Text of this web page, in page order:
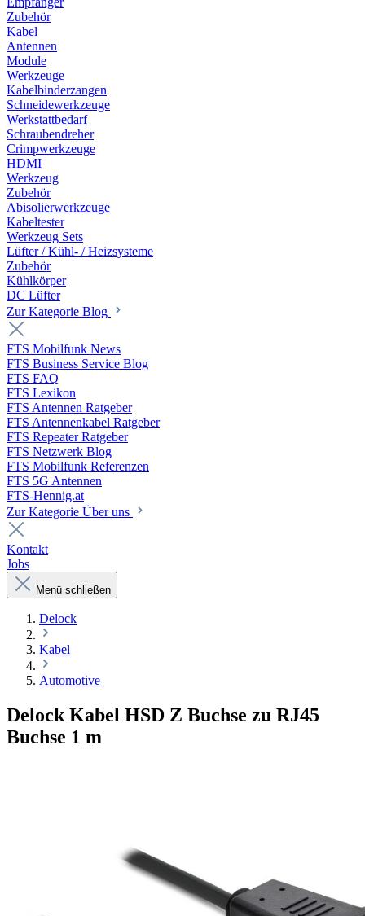
Zubehör
Kabel
Antennen
Module
Werkzeuge
Kabelbinderzangen
Schneidewerkzeuge
Werkstattbedarf
Schraubendreher
Crimpwerkzeuge
HDMI
Werkzeug
Zubehör
Abisolierwerkzeuge
Kabeltester
Werkzeug Sets
Lüfter / Kühl- / Heizsysteme
Zubehör
Kühlkörper
DC Lüfter
Zur Kategorie Blog
FTS Mobilfunk News
FTS Business Service Blog
FTS FAQ
FTS Lexikon
FTS Antennen Ratgeber
FTS Antennenkabel Ratgeber
FTS Repeater Ratgeber
FTS Netzwerk Blog
FTS Mobilfunk Referenzen
FTS 5G Antennen
FTS-Hennig.at
Zur Kategorie Über uns
Kontakt
Jobs
Menü schließen
Delock
Kabel
Automotive
Delock Kabel HSD Z Buchse zu RJ45
Buchse 1 m